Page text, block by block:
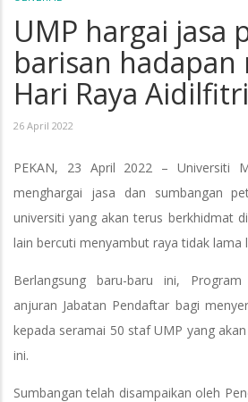
UMP hargai jasa
barisan
Hari Raya Aidilfitri
26 April 2022
PEKAN, 23 April 2022 – Universiti
menghargai jasa dan sumbangan
universiti yang akan terus berkhidmat
lain bercuti menyambut raya tidak lama
Berlangsung baru-baru ini,
anjuran Jabatan Pendaftar bagi
kepada seramai 50 staf UMP yang
ini.
Sumbangan telah disampaikan oleh